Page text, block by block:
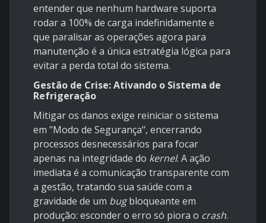
entender que nenhum hardware suporta
rodar a 100% de carga indefinidamente e
que paralisar as operações agora para
manutenção é a única estratégia lógica para
evitar a perda total do sistema.
Gestão de Crise: Ativando o Sistema de
Refrigeração
Mitigar os danos exige reiniciar o sistema
em "Modo de Segurança", encerrando
processos desnecessários para focar
apenas na integridade do kernel. A ação
imediata é a comunicação transparente com
a gestão, tratando sua saúde com a
gravidade de um bugbloqueante em
produção: esconder o erro só piora o crash.